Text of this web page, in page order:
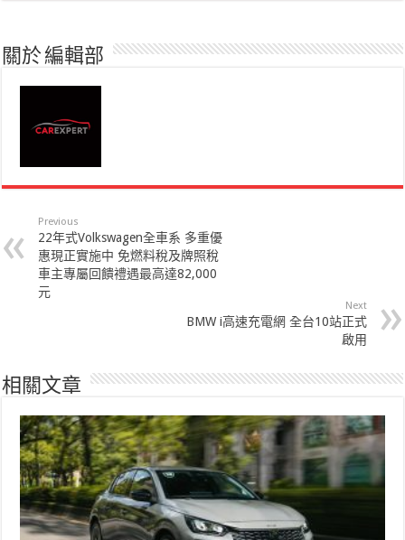
關於 編輯部
Previous
22年式Volkswagen全車系 多重優
惠現正實施中 免燃料稅及牌照稅
車主專屬回饋禮遇最高達82,000
元
Next
BMW i高速充電網 全台10站正式
啟用
相關文章